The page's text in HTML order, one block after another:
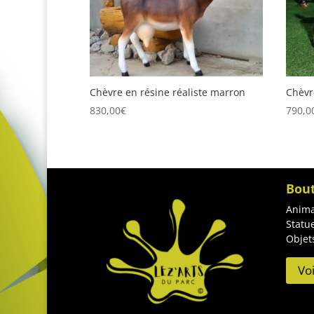
Chèvre en résine réaliste marron
830,00€